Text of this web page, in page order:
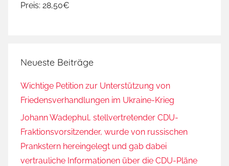
Preis: 28,50€
Neueste Beiträge
Wichtige Petition zur Unterstützung von
Friedensverhandlungen im Ukraine-Krieg
Johann Wadephul, stellvertretender CDU-
Fraktionsvorsitzender, wurde von russischen
Prankstern hereingelegt und gab dabei
vertrauliche Informationen über die CDU-Pläne